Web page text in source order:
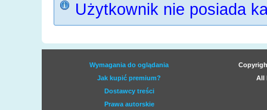
Użytkownik nie posiada
Wymagania do oglądania
Jak kupić premium?
Dostawcy treści
Prawa autorskie
All